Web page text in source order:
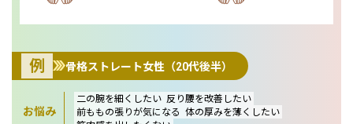
例 骨格ストレート女性（20代後半）
お悩み
二の腕を細くしたい 反り腰を改善したい
前ももの張りが気になる 体の厚みを薄くしたい